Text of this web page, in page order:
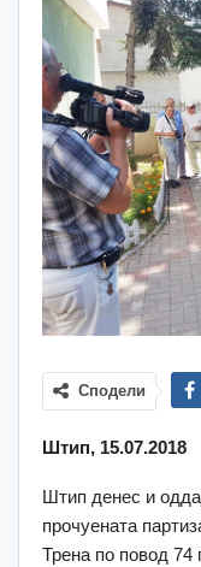
Сподели
Штип, 15.07.2018
Штип денес и
прочуената
Трена по повод 74